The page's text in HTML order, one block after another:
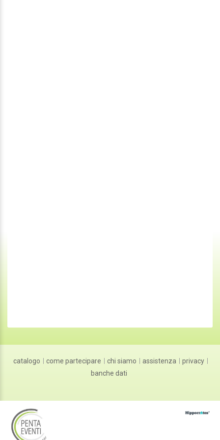
catalogo come partecipare chi siamo assistenza
privacy
banche dati